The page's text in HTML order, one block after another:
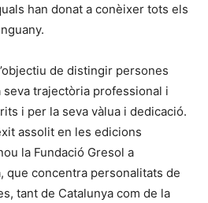
han donat a conèixer tots els
de distingir persones
trajectòria professional i
i per la seva vàlua i dedicació.
assolit en les edicions
la Fundació Gresol a
que concentra personalitats de
tant de Catalunya com de la